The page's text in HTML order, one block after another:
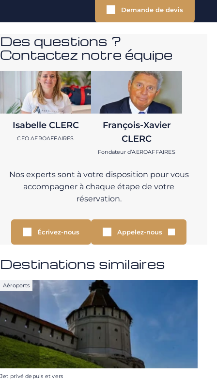
Demande de devis
Des questions ?
Contactez notre équipe
Isabelle CLERC
CEO AEROAFFAIRES
François-Xavier
CLERC
Fondateur d’AEROAFFAIRES
Nos experts sont à votre disposition pour vous
accompagner à chaque étape de votre
réservation.
Écrivez-nous Appelez-nous
Destinations similaires
Aéroports
Jet privé depuis et vers